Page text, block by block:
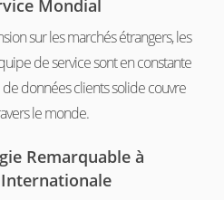
Mondial
sur les marchés étrangers, les
de service sont en constante
données clients solide couvre
le monde.
Remarquable à